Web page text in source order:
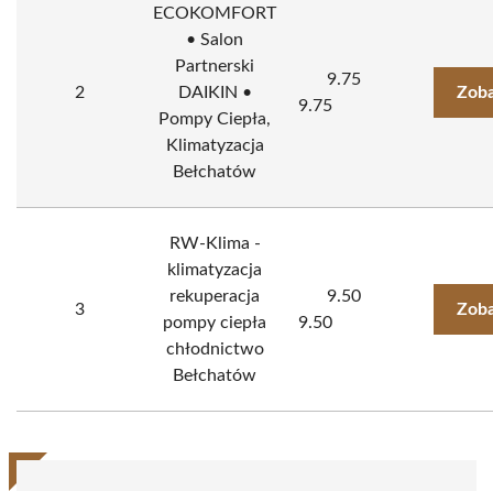
2
ECOKOMFORT
• Salon
Partnerski
DAIKIN •
Pompy Ciepła,
Klimatyzacja
Bełchatów
9.75
9.75
3
RW-Klima -
klimatyzacja
rekuperacja
pompy ciepła
chłodnictwo
Bełchatów
9.50
9.50